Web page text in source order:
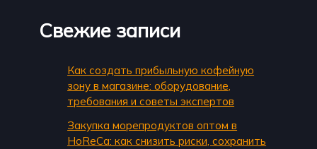
Свежие записи
Как создать прибыльную кофейную
зону в магазине: оборудование,
требования и советы экспертов
Закупка морепродуктов оптом в
HoReCa: как снизить риски, сохранить